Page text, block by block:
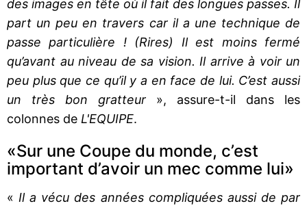
des images en tête où il fait des longues passes. Il
part un peu en travers car il a une technique de
passe particulière ! (Rires) Il est moins fermé
qu’avant au niveau de sa vision. Il arrive à voir un
peu plus que ce qu’il y a en face de lui. C’est aussi
un très bon gratteur », assure-t-il dans les
colonnes de L'EQUIPE.
«Sur une Coupe du monde, c’est
important d’avoir un mec comme lui»
« Il a vécu des années compliquées aussi de par